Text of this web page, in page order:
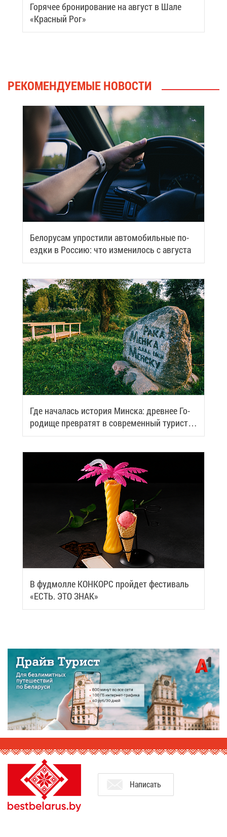
Го­ря­чее бро­ни­ро­ва­ние на ав­густ в Ша­ле
«Крас­ный Рог»
РЕ­КО­МЕН­ДУ­Е­МЫЕ НО­ВО­СТИ
Бе­ло­ру­сам упро­сти­ли ав­то­мо­биль­ные по­
езд­ки в Рос­сию: что из­ме­ни­лось с ав­гу­ста
Где на­ча­лась ис­то­рия Мин­ска: древ­нее Го­
ро­ди­ще пре­вра­тят в со­вре­мен­ный ту­ри­сти­
че­ский центр
В фуд­мол­ле КОН­КОРС прой­дет фе­сти­валь
«ЕСТЬ. ЭТО ЗНАК»
На­пи­сать